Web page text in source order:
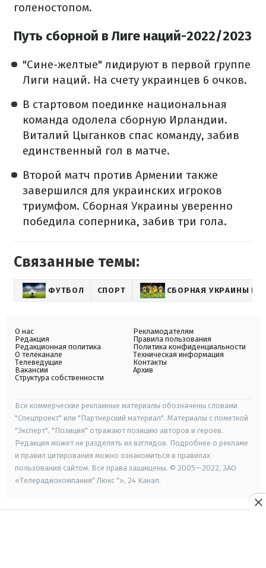
голеностопом.
Путь сборной в Лиге наций-2022/2023
"Сине-желтые" лидируют в первой группе
Лиги наций. На счету украинцев 6 очков.
В стартовом поединке национальная
команда одолела сборную Ирландии.
Виталий Цыганков спас команду, забив
единственный гол в матче.
Второй матч против Армении также
завершился для украинских игроков
триумфом. Сборная Украины уверенно
победила соперника, забив три гола.
Связанные темы:
ФУТБОЛ СПОРТ СБОРНАЯ УКРАИНЫ
О нас
Редакция
Редакционная политика
О телеканале
Телеведущие
Вакансии
Структура собственности
Рекламодателям
Правила пользования
Политика конфиденциальности
Техническая информация
Контакты
Архив
Все коммерческие рекламные материалы обозначены словами
"Спецпроект" или "Партнерский материал". Материалы с пометкой
"Эксперт", "Позиция" отражают позицию авторов и героев.
Редакция может не разделять их взглядов. Подробнее о рекламе
и правил цитирования можно ознакомиться в правилах
пользования сайтом. Все права защищены. © 2005—2022, ЗАО
«Телерадиокомпания" Люкс "», 24 Канал.